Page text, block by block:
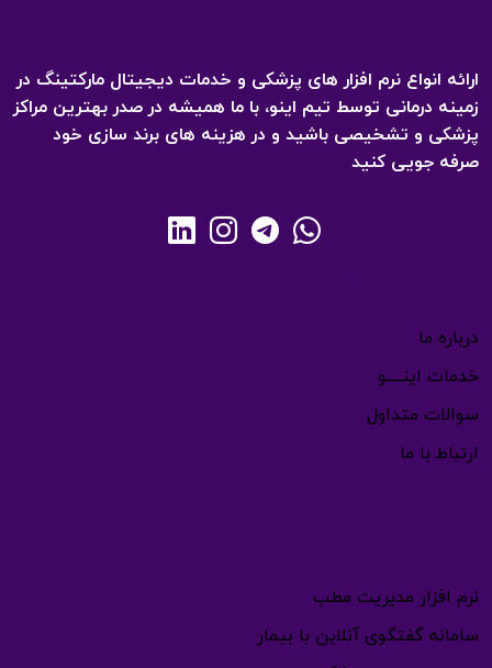
ارائه انواع نرم افزار های پزشکی و خدمات دیجیتال مارکتینگ در
زمینه درمانی توسط تیم اینو، با ما همیشه در صدر بهترین مراکز
پزشکی و تشخیصی باشید و در هزینه های برند سازی خود
صرفه جویی کنید
درباره ما
خدمات اینـــــو
سوالات متداول
ارتباط با ما
نرم افزار مدیریت مطب
سامانه گفتگوی آنلاین با بیمار